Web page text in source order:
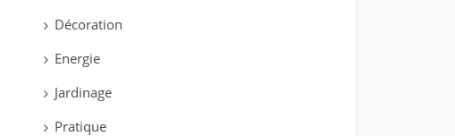
Décoration
Energie
Jardinage
Pratique